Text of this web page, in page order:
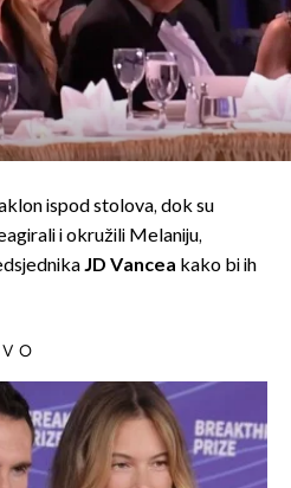
ispod stolova, dok su
i okružili Melaniju,
JD Vancea kako bi ih